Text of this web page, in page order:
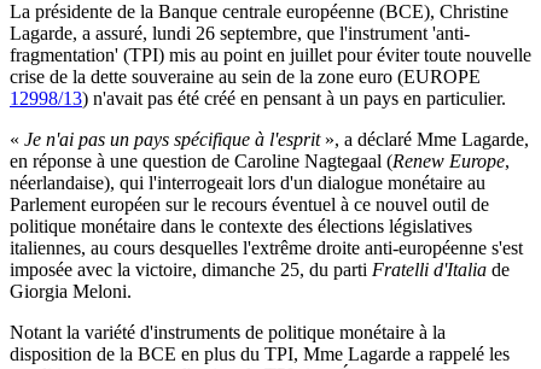
La présidente de la Banque centrale européenne (BCE), Christine
Lagarde, a assuré, lundi 26 septembre, que l'instrument 'anti-
fragmentation' (TPI) mis au point en juillet pour éviter toute nouvelle
crise de la dette souveraine au sein de la zone euro (EUROPE
12998/13) n'avait pas été créé en pensant à un pays en particulier.
« Je n'ai pas un pays spécifique à l'esprit », a déclaré Mme Lagarde,
en réponse à une question de Caroline Nagtegaal (Renew Europe,
néerlandaise), qui l'interrogeait lors d'un dialogue monétaire au
Parlement européen sur le recours éventuel à ce nouvel outil de
politique monétaire dans le contexte des élections législatives
italiennes, au cours desquelles l'extrême droite anti-européenne s'est
imposée avec la victoire, dimanche 25, du parti Fratelli d'Italia de
Giorgia Meloni.
Notant la variété d'instruments de politique monétaire à la
disposition de la BCE en plus du TPI, Mme Lagarde a rappelé les